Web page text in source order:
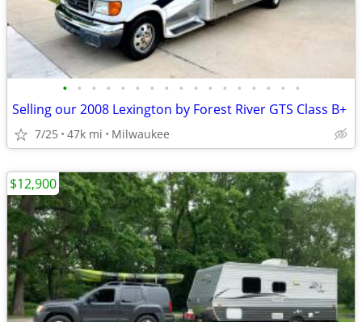
• • • • • • • • • • • • • • • • •
Selling our 2008 Lexington by Forest River GTS Class B+
7/25 47k mi Milwaukee
$12,900